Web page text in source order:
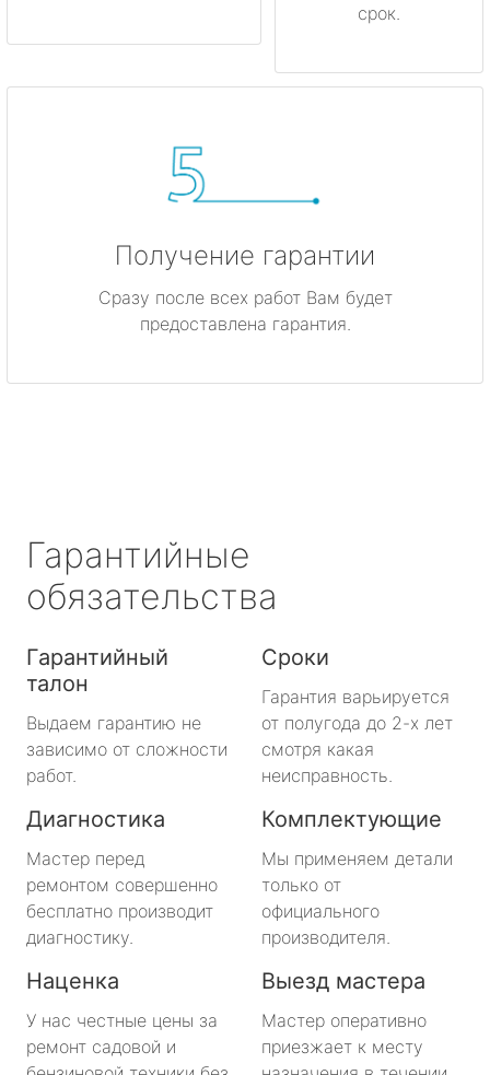
срок.
Получение гарантии
Сразу после всех работ Вам будет
предоставлена гарантия.
Гарантийные
обязательства
Гарантийный
талон
Выдаем гарантию не
зависимо от сложности
работ.
Сроки
Гарантия варьируется
от полугода до 2-х лет
смотря какая
неисправность.
Диагностика
Мастер перед
ремонтом совершенно
бесплатно производит
диагностику.
Комплектующие
Мы применяем детали
только от
официального
производителя.
Наценка
У нас честные цены за
ремонт садовой и
Выезд мастера
Мастер оперативно
приезжает к месту